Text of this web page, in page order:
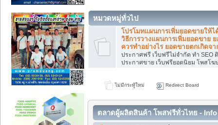
หมวดหมู่ทั่วไป
โปรโมทแผนการเพิ่มยอดขายให้ไ
วิธีการวางแผนการเพิ่มยอดขาย
ควรทำอย่างไร ยอดขายตกเกิดจา
ประกาศฟรี เว็บฟรีไม่จำกัด ทำ SEO
ประกาศขาย เว็บฟรียอดนิยม โพสโ
ไม่มีกระทู้ใหม่ Redirect Board
ตลาดผู้ผลิตสินค้า โพสฟรีทั่วไทย - Info